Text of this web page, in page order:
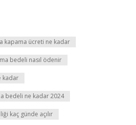
kapama ücreti ne kadar
bedeli nasıl ödenir
kadar
bedeli ne kadar 2024
kaç günde açılır